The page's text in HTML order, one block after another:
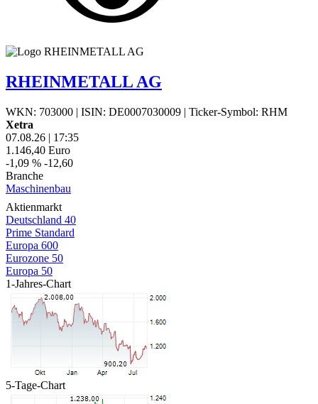
RHEINMETALL AG
WKN: 703000 | ISIN: DE0007030009 | Ticker-Symbol: RHM
Xetra
07.08.26 | 17:35
1.146,40 Euro
-1,09 % -12,60
Branche
Maschinenbau
Aktienmarkt
Deutschland 40
Prime Standard
Europa 600
Eurozone 50
Europa 50
1-Jahres-Chart
5-Tage-Chart